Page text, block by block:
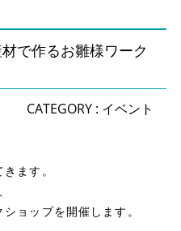
で作るお雛様ワーク
CATEGORY : イベント
ます。
ョップを開催します。